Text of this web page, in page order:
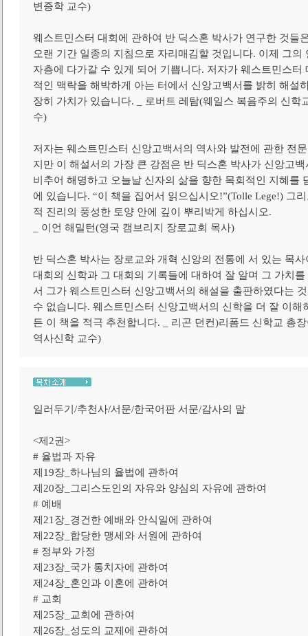
변증학 교수)
웨스트민스터 대회에 관하여 반 딕스혼 박사가 연구한 것들
오랜 기간 일종의 지침으로 자리매김할 것입니다. 이제 그의
자층에 다가갈 수 있게 되어 기쁩니다. 저자가 웨스트민스터
적인 맥락을 해박하게 아는 터에서 신앙고백서를 밝히 해설
장히 가치가 있습니다. _ 로버트 레탐(웨일스 복음주의 신학
수)
저자는 웨스트민스터 신앙고백서의 역사와 발전에 관한 전
지만 이 해설서의 가장 큰 강점은 반 딕스혼 박사가 신앙고
비추어 해명하고 오늘날 신자의 삶을 향한 목회적인 지혜를
에 있습니다. “이 책을 집어서 읽으십시오!”(Tolle Lege!) 그
적 진리의 풍성한 토양 안에 깊이 뿌리박게 하십시오.
_ 이언 해밀턴(영국 캠브리지 장로교회 목사)
반 딕스혼 박사는 장로교와 개혁 신앙의 전통에 서 있는 목
대회의 신학과 그 대회의 기록들에 대하여 잘 알며 그 가치
서 그가 웨스트민스터 신앙고백서의 해설을 출판하였다는
수 없습니다. 웨스트민스터 신앙고백서의 신학을 더 잘 이해
든 이 책을 적극 추천합니다. _ 리곤 던컨)리폼드 신학교 총
역사신학 교수)
일러두기/추천사/서문/한국어판 서문/감사의 말
<제2권>
# 율법과 자유
제19장_하나님의 율법에 관하여
제20장_그리스도인의 자유와 양심의 자유에 관하여
# 예배
제21장_경건한 예배와 안식일에 관하여
제22장_합당한 맹세와 서원에 관하여
# 정부와 가정
제23장_국가 통치자에 관하여
제24장_혼인과 이혼에 관하여
# 교회
제25장_교회에 관하여
제26장_성도의 교제에 관하여